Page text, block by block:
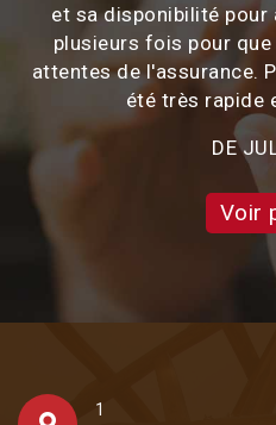
et sa disponibilité
plusieurs fois pour
attentes de l'assurance.
été très rapide
DE
Voir
1